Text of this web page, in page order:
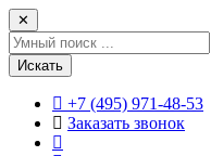
✕
Искать
+7 (495) 971-48-53
Заказать звонок